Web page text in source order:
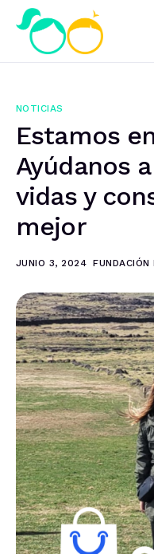
Nosotros
Noticias
¿Quieres ayudar?
NOTICIAS
Estamos
Ayúdanos
vidas y
mejor
JUNIO 3, 2024 FUNDACIÓN